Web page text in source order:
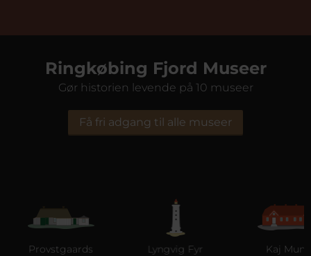
Ringkøbing Fjord Museer
Gør historien levende på 10 museer
Få fri adgang til alle museer
Provstgaards
Lyngvig Fyr
Kaj Munks